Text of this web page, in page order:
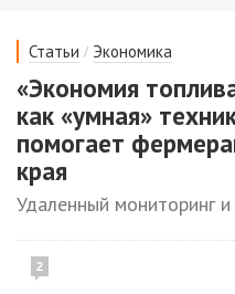
Статьи / Экономика
«Экономия
как «умная»
помогает
края
Удаленный мониторинг
2